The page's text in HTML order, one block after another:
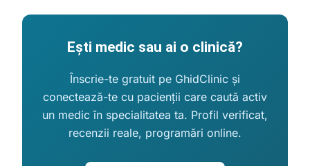
Ești medic sau ai o clinică?
Înscrie-te gratuit pe GhidClinic și
conectează-te cu pacienții care caută activ
un medic în specialitatea ta. Profil verificat,
recenzii reale, programări online.